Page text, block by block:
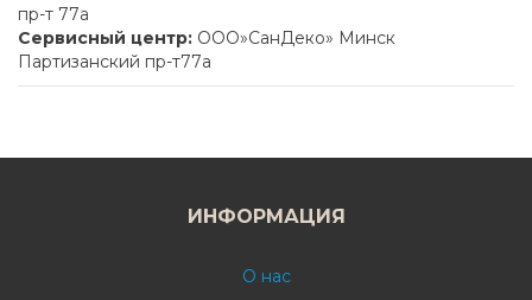
пр-т 77а
Сервисный центр: ООО»СанДеко» Минск
Партизанский пр-т77а
ИНФОРМАЦИЯ
О нас